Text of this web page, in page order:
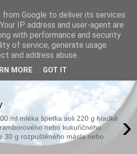
které nefungovaly a několika, které
›
ml mléka špetka soli 220 g hladké
nebo kukuřičného
30 g rozpuštěného másla nebo
Google to deliver its services
IP address and user-agent are
with performance and security
of service, generate usage
and address abuse.
MORE GOT IT